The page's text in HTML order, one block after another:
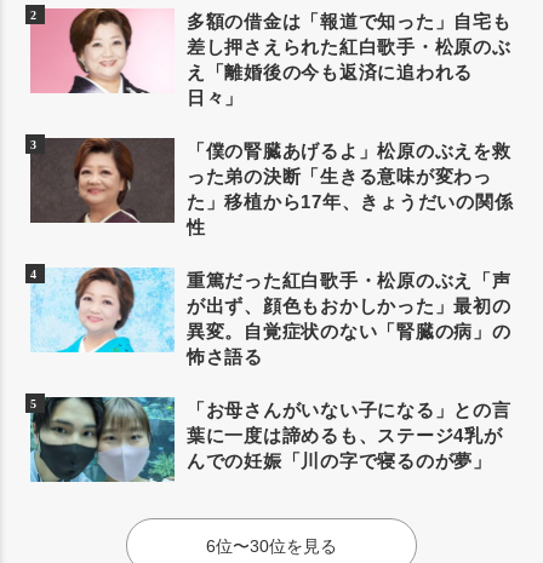
多額の借金は「報道で知った」自宅も
差し押さえられた紅白歌手・松原のぶ
え「離婚後の今も返済に追われる
日々」
「僕の腎臓あげるよ」松原のぶえを救
った弟の決断「生きる意味が変わっ
た」移植から17年、きょうだいの関係
性
重篤だった紅白歌手・松原のぶえ「声
が出ず、顔色もおかしかった」最初の
異変。自覚症状のない「腎臓の病」の
怖さ語る
「お母さんがいない子になる」との言
葉に一度は諦めるも、ステージ4乳が
んでの妊娠「川の字で寝るのが夢」
6位〜30位を見る